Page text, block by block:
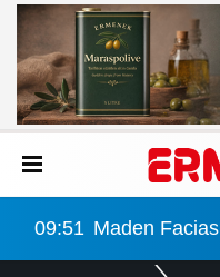
09:51 Maden